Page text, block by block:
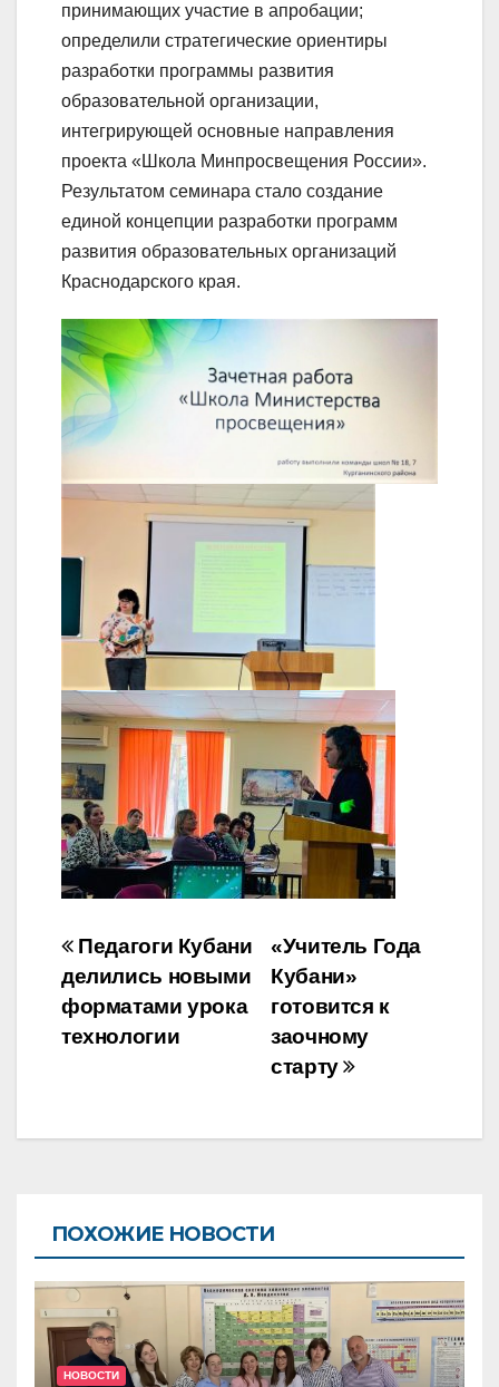
принимающих участие в апробации;
определили стратегические ориентиры
разработки программы развития
образовательной организации,
интегрирующей основные направления
проекта «Школа Минпросвещения России».
Результатом семинара стало создание
единой концепции разработки программ
развития образовательных организаций
Краснодарского края.
Навигация
по
записям
«Учитель Года
Кубани»
готовится к
заочному
старту
Педагоги Кубани
делились новыми
форматами урока
технологии
ПОХОЖИЕ НОВОСТИ
НОВОСТИ